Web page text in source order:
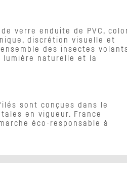
verre enduite de PVC,
discrétion visuelle et
des insectes
naturelle et la
sont conçues dans le
en vigueur. France
éco-responsable à